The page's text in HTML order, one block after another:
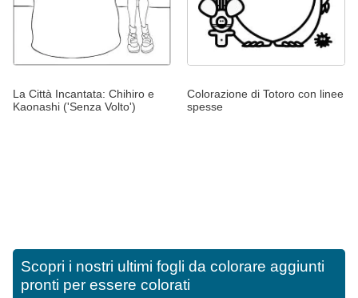
La Città Incantata: Chihiro e
Kaonashi ('Senza Volto')
Colorazione di Totoro con linee
spesse
Scopri i nostri ultimi fogli da colorare aggiunti
pronti per essere colorati